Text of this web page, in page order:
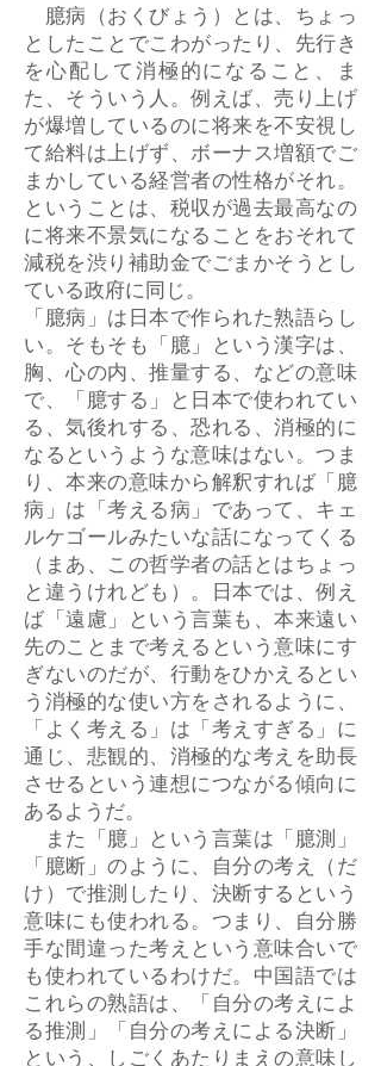
臆病（おくびょう）とは、ちょっ
としたことでこわがったり、先行き
を心配して消極的になること、ま
た、そういう人。例えば、売り上げ
が爆増しているのに将来を不安視し
て給料は上げず、ボーナス増額でご
まかしている経営者の性格がそれ。
ということは、税収が過去最高なの
に将来不景気になることをおそれて
減税を渋り補助金でごまかそうとし
ている政府に同じ。
「臆病」は日本で作られた熟語らし
い。そもそも「臆」という漢字は、
胸、心の内、推量する、などの意味
で、「臆する」と日本で使われてい
る、気後れする、恐れる、消極的に
なるというような意味はない。つま
り、本来の意味から解釈すれば「臆
病」は「考える病」であって、キェ
ルケゴールみたいな話になってくる
（まあ、この哲学者の話とはちょっ
と違うけれども）。日本では、例え
ば「遠慮」という言葉も、本来遠い
先のことまで考えるという意味にす
ぎないのだが、行動をひかえるとい
う消極的な使い方をされるように、
「よく考える」は「考えすぎる」に
通じ、悲観的、消極的な考えを助長
させるという連想につながる傾向に
あるようだ。
また「臆」という言葉は「臆測」
「臆断」のように、自分の考え（だ
け）で推測したり、決断するという
意味にも使われる。つまり、自分勝
手な間違った考えという意味合いで
も使われているわけだ。中国語では
これらの熟語は、「自分の考えによ
る推測」「自分の考えによる決断」